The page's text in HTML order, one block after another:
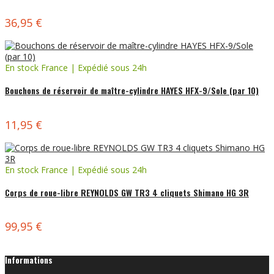
36,95 €
En stock France | Expédié sous 24h
Bouchons de réservoir de maître-cylindre HAYES HFX-9/Sole (par 10)
11,95 €
En stock France | Expédié sous 24h
Corps de roue-libre REYNOLDS GW TR3 4 cliquets Shimano HG 3R
99,95 €
Informations